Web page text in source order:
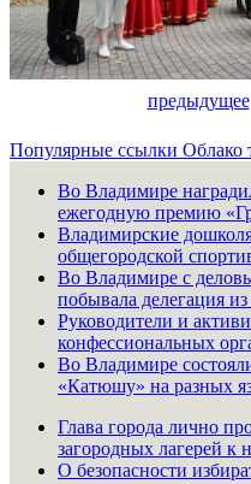
предыдущее
Популярные ссылки Облако
Во Владимире
ежегодную премию
Владимирские
общегородской
Во Владимире с
побывала делегация
Руководители и
конфессиональных
Во Владимире
«Катюшу» на разных
Глава города лично
загородных лагерей к
О безопасности